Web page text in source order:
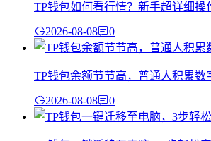
TP钱包如何看行情？新手超详细操
2026-08-08 0
TP钱包余额节节高，普通人积累数
2026-08-08 0